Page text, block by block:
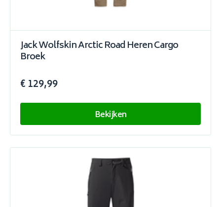
Jack Wolfskin Arctic Road Heren Cargo
Broek
€ 129,99
Bekijken